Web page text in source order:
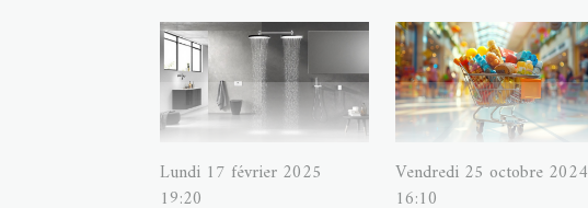
Lundi 17 février 2025
19:20
Vendredi 25 octobre 2024
16:10